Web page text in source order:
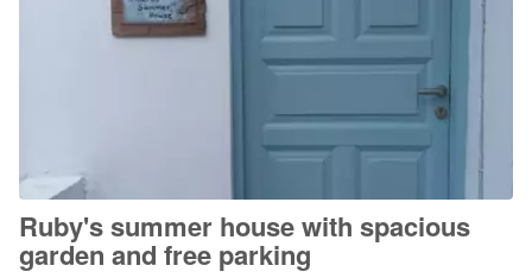
Ruby's summer house with spacious
garden and free parking